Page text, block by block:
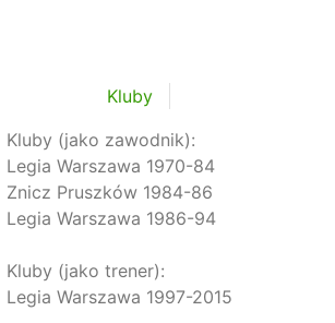
Kluby
Kluby (jako zawodnik):
Legia Warszawa 1970-84
Znicz Pruszków 1984-86
Legia Warszawa 1986-94
Kluby (jako trener):
Legia Warszawa 1997-2015